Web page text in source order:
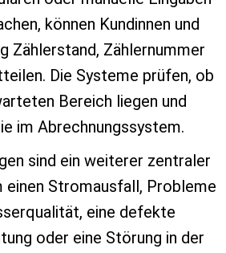
können Kundinnen und
Zählerstand, Zählernummer
Die Systeme prüfen, ob
Bereich liegen und
im Abrechnungssystem.
sind ein weiterer zentraler
einen Stromausfall, Probleme
eine defekte
oder eine Störung in der